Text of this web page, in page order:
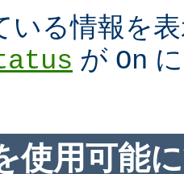
いる情報を
が On
使用可能